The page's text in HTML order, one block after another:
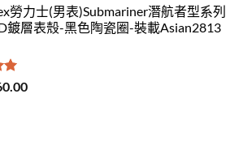
勞力士(男表)Submariner潛航者型系列
鍍層表殼-黑色陶瓷圈-裝載Asian2813